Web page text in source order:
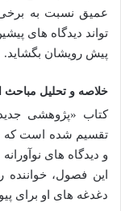
عمیق نسبت به
تواند دیدگاه های
پیش رویشان بگشاید.
خلاصه و تحلیل مباحث
کتاب «پژوهشی
تقسیم شده است که
و دیدگاه های
این فصول،
دغدغه های او برای